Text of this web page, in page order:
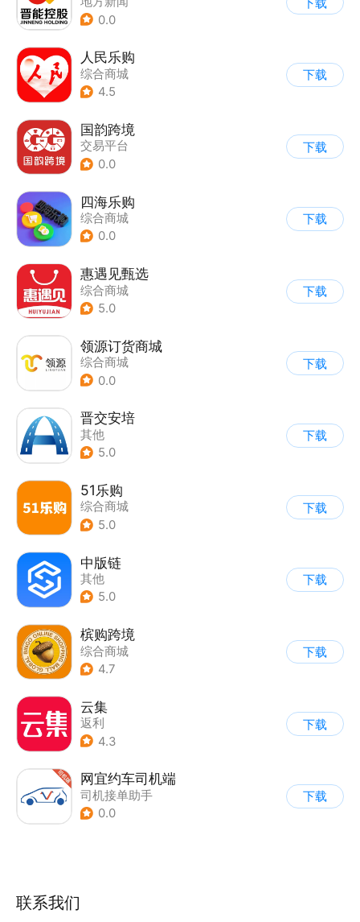
0.0
人民乐购
综合商城
4.5
下载
国韵跨境
交易平台
0.0
下载
四海乐购
综合商城
0.0
下载
惠遇见甄选
综合商城
5.0
下载
领源订货商城
综合商城
0.0
下载
晋交安培
其他
5.0
下载
51乐购
综合商城
5.0
下载
中版链
其他
5.0
下载
槟购跨境
综合商城
4.7
下载
云集
返利
4.3
下载
网宜约车司机端
司机接单助手
0.0
下载
联系我们